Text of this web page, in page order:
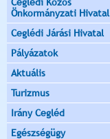
Önkormányzati Hivatal
Ceglédi Járási Hivatal
Pályázatok
Aktuális
Turizmus
Irány Cegléd
Egészségügy